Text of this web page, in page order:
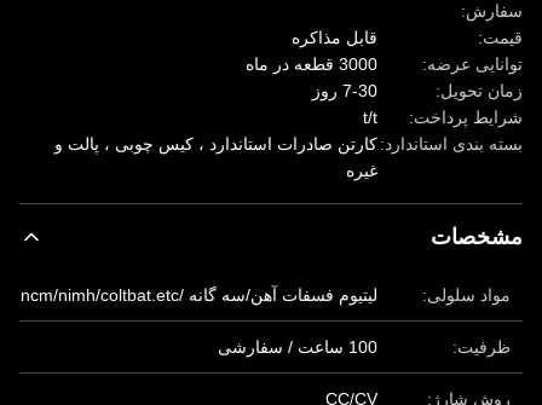
سفارش:
قیمت:
قابل مذاکره
توانایی عرضه:
3000 قطعه در ماه
زمان تحویل:
7-30 روز
شرایط پرداخت:
t/t
بسته بندی استاندارد:کارتن صادرات استاندارد ، کیس چوبی ، پالت و
غیره
مشخصات
مواد سلولی: لیتیوم فسفات آهن/سه گانه /ncm/nimh/coltbat.etc
ظرفیت: 100 ساعت / سفارشی
روش شارژ: CC/CV